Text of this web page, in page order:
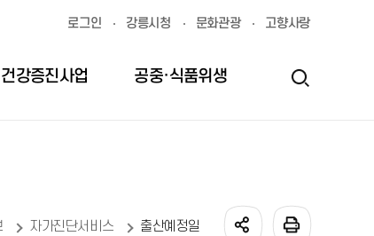
로그인 강릉시청 문화관광 고향사랑
건강증진사업 공중·식품위생
자가진단서비스 출산예정일